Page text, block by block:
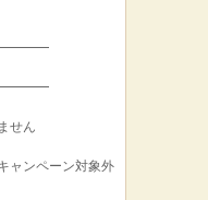
せん
ャンペーン対象外